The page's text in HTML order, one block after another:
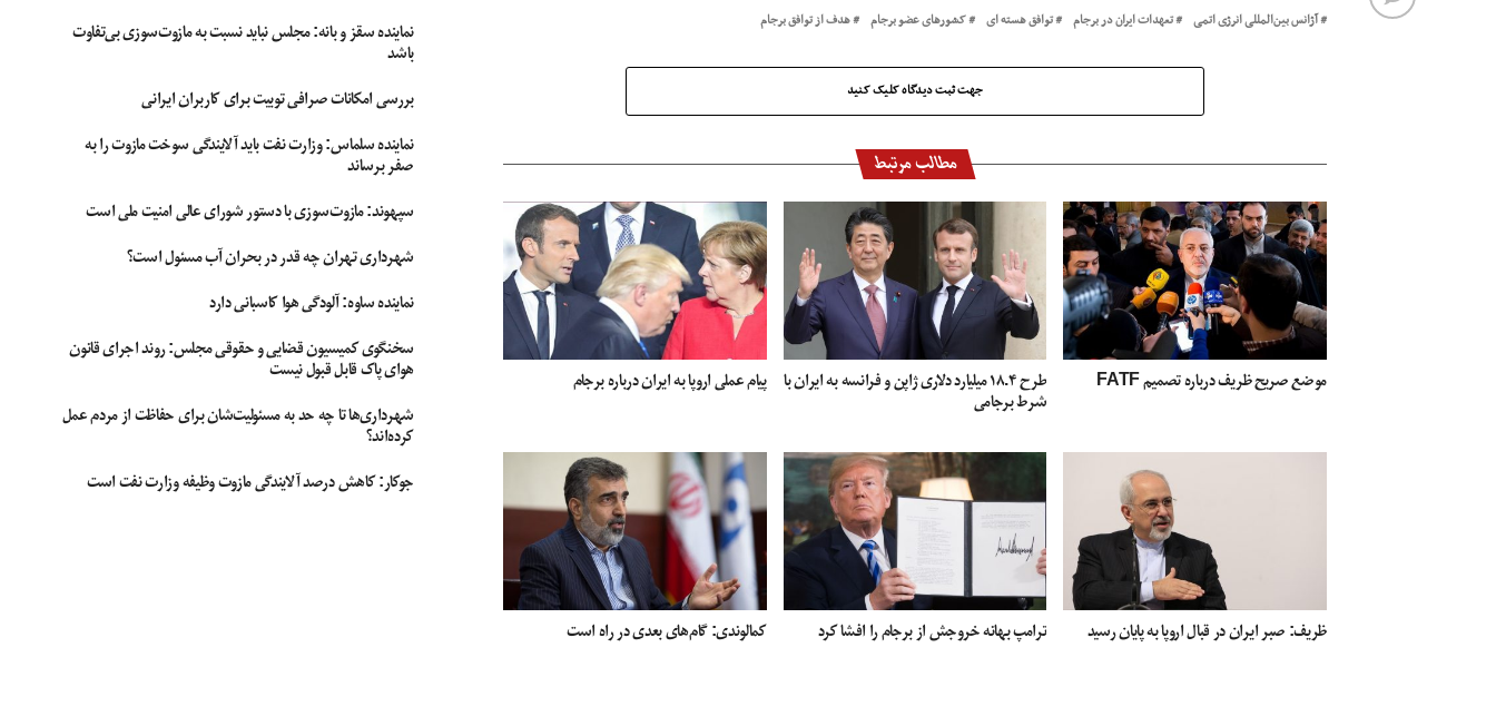
آژانس بین‌المللی انرژی اتمی تعهدات ایران در برجام توافق هسته ای کشورهای عضو برجام هدف از توافق برجام
جهت ثبت دیدگاه کلیک کنید
مطالب مرتبط
موضع صریح ظریف درباره تصمیم FATF
طرح ۱۸.۴ میلیارد دلاری ژاپن و فرانسه به ایران با
شرط برجامی
پیام عملی اروپا به ایران درباره برجام
ظریف: صبر ایران در قبال اروپا به پایان رسید ترامپ بهانه خروجش از برجام را افشا کرد کمالوندی: گام‌های بعدی در راه است
نماینده سقز و بانه: مجلس نباید نسبت به مازوت‌سوزی بی‌تفاوت
باشد
بررسی امکانات صرافی توبیت برای کاربران ایرانی
نماینده سلماس: وزارت نفت باید آلایندگی سوخت مازوت را به
صفر برساند
سپهوند:‌ مازوت‌سوزی با دستور شورای عالی امنیت ملی است
شهرداری تهران چه قدر در بحران آب مسئول است؟
نماینده ساوه: آلودگی هوا کاسبانی دارد
سخنگوی کمیسیون قضایی و حقوقی مجلس: روند اجرای قانون
هوای پاک قابل قبول نیست
شهرداری‌ها تا چه حد به مسئولیت‌شان برای حفاظت از مردم عمل
کرده‌اند؟
جوکار: کاهش درصد آلایندگی مازوت وظیفه وزارت نفت است